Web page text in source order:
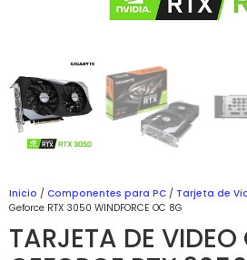
Inicio / Componentes para PC / Tarjeta de
Geforce RTX 3050 WINDFORCE OC 8G
TARJETA DE VIDEO